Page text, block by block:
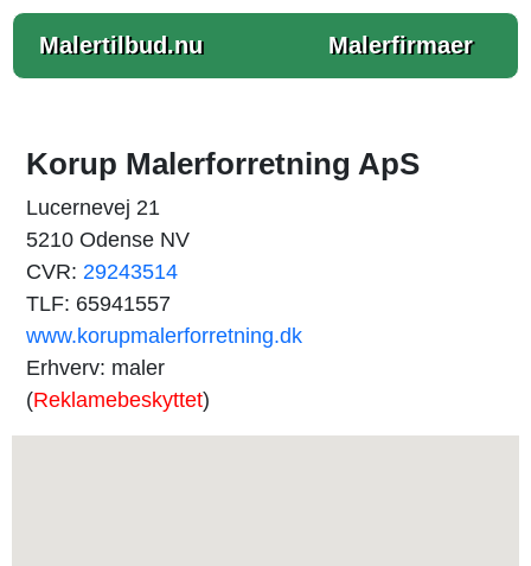
Malertilbud.nu Malerfirmaer
Korup Malerforretning ApS
Lucernevej 21
5210 Odense NV
CVR: 29243514
TLF: 65941557
www.korupmalerforretning.dk
Erhverv: maler
(Reklamebeskyttet)